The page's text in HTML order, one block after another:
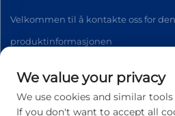
Velkommen til å kontakte oss for
produktinformasjonen
We value your privacy
We use cookies and similar
If you don't want to accept all